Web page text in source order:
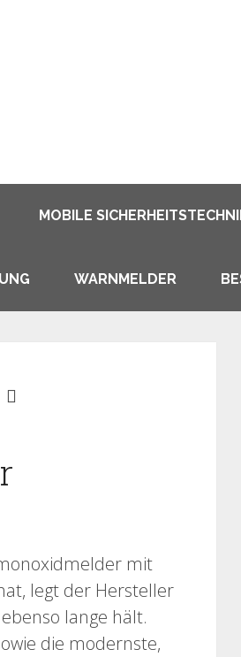
MOBILE
WARNMELDER
mit
legt der Hersteller
lange hält.
die modernste,